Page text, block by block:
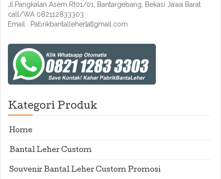
Jl.Pangkalan Asem Rt01/01, Bantargebang, Bekasi Jawa Barat
call/WA 082112833303
Email : Pabrikbantalleher[at]gmail.com
Kategori Produk
Home
Bantal Leher Custom
Souvenir Bantal Leher Custom Promosi